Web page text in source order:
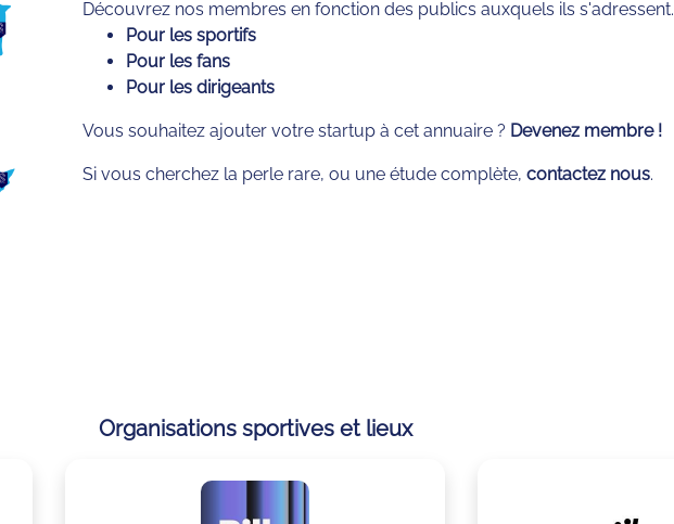
Découvrez nos membres en fonction des publics auxquels ils s'adressent.
Pour les sportifs
Pour les fans
Pour les dirigeants
Vous souhaitez ajouter votre startup à cet annuaire ? Devenez membre !
Si vous cherchez la perle rare, ou une étude complète, contactez nous.
Organisations sportives et lieux